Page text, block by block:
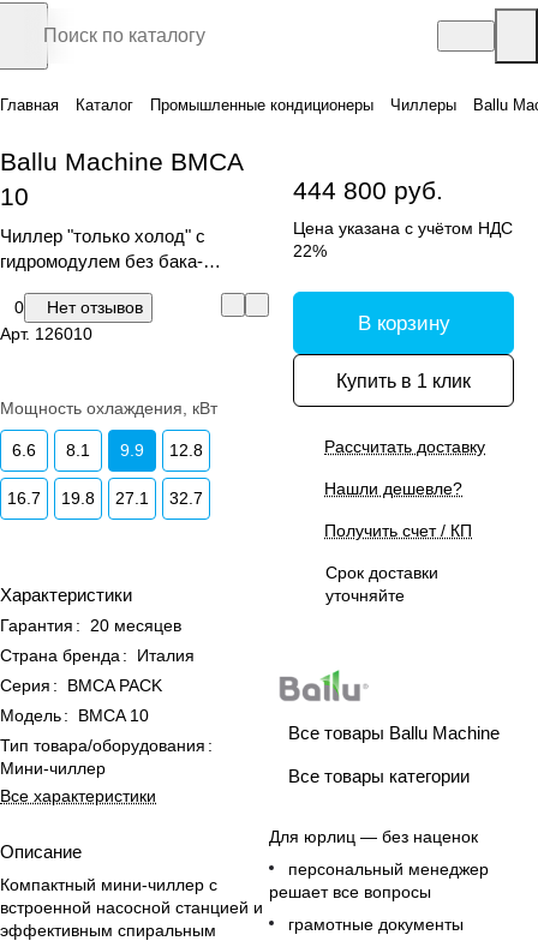
Главная Каталог Промышленные кондиционеры Чиллеры Ballu
Ballu Machine BMCA
10
Чиллер "только холод" с
гидромодулем без бака-
0
Нет отзывов
Арт. 126010
Мощность охлаждения, кВт
6.6 8.1 9.9 12.8
16.7 19.8 27.1 32.7
Характеристики
Гарантия :
20 месяцев
Страна бренда :
Италия
Серия :
BMCA PACK
Модель:
BMCA 10
Тип товара/оборудования :
Мини-чиллер
Все характеристики
Описание
Компактный мини-чиллер с
встроенной насосной станцией и
эффективным спиральным
444 800 руб.
Цена указана с учётом НДС
22%
В корзину
Купить в 1 клик
Рассчитать доставку
Нашли дешевле?
Получить счет / КП
Срок доставки
уточняйте
Все товары Ballu Machine
Все товары категории
Для юрлиц — без наценок
персональный менеджер
решает все вопросы
грамотные документы